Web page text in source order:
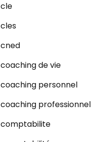
cle
cles
cned
coaching de vie
coaching personnel
coaching professionnel
comptabilite